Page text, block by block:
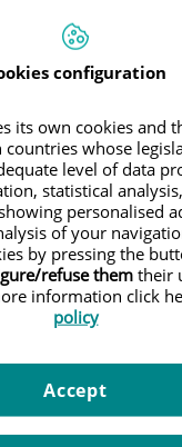
EquipContacteHorari
(DMAE)
més interna del
fotosensibles
lluminosos i
nerviosos
configuration
its own cookies and
countries whose
level of data
statistical
personalised
of your
by pressing the
refuse themtheir
information click
policy
Accept